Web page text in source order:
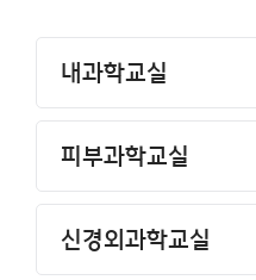
교수·연구
후원
내과학교실
피부과학교실
신경외과학교실